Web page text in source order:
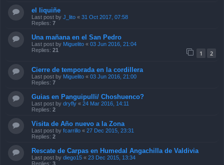
el liquiñe
Last post by J_lito « 31 Oct 2017, 07:58
Replies: 7
Una mañana en el San Pedro
Last post by Miguelito « 03 Jun 2016, 21:04
Replies: 21 1 2
Cierre de temporada en la cordillera
Last post by Miguelito « 03 Jun 2016, 21:00
Replies: 7
Guias en Panguipulli/ Choshuenco?
Last post by dryfly « 24 Mar 2016, 14:11
Replies: 2
Visita de Año nuevo a la Zona
Last post by fcarrillo « 27 Dec 2015, 23:31
Replies: 2
Rescate de Carpas en Humedal Angachilla de Valdivia
Last post by diego15 « 23 Dec 2015, 13:34
Replies: 3